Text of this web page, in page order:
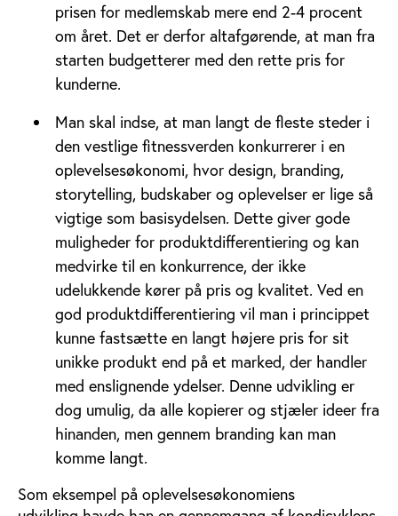
prisen for medlemskab mere end 2-4 procent
om året. Det er derfor altafgørende, at man fra
starten budgetterer med den rette pris for
kunderne.
Man skal indse, at man langt de fleste steder i
den vestlige fitnessverden konkurrerer i en
oplevelsesøkonomi, hvor design, branding,
storytelling, budskaber og oplevelser er lige så
vigtige som basisydelsen. Dette giver gode
muligheder for produktdifferentiering og kan
medvirke til en konkurrence, der ikke
udelukkende kører på pris og kvalitet. Ved en
god produktdifferentiering vil man i princippet
kunne fastsætte en langt højere pris for sit
unikke produkt end på et marked, der handler
med enslignende ydelser. Denne udvikling er
dog umulig, da alle kopierer og stjæler ideer fra
hinanden, men gennem branding kan man
komme langt.
Som eksempel på oplevelsesøkonomiens